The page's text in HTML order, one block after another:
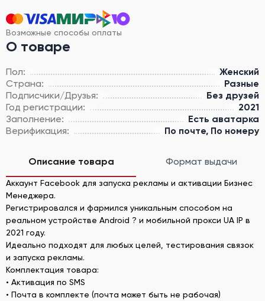
Возможные способы оплаты
О товаре
Пол:
Женский
Страна:
Разные
Подписчики/Друзья:
Без друзей
Год регистрации:
2021
Заполнение:
Есть аватарка
Верификация:
По почте, По номеру
Описание товара Формат выдачи
Аккаунт Facebook для запуска рекламы и активации Бизнес
Менеджера.
Регистрировался и фармился уникальным способом на
реальном устройстве Android ? и мобильной прокси UA IP в
2021 году.
Идеально подходят для любых целей, тестирования связок
и запуска рекламы.
Комплектация товара:
• Активация по SMS
• Почта в комплекте (почта может быть не рабочая)